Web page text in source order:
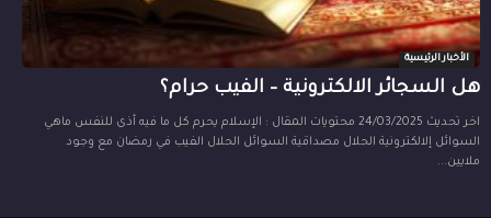
الأخبار الرئيسية
هل السجائر الالكترونية – الفيب حرام؟
اخر تحديث 24/03/2025 محتويات المقال : الإسلام يحرم كل ما فيه أذى للنفس ماهي
السوائل إلالكترونية الحلال مصداقية السوائل الحلال الفيب في رمضان مع وجود
ملايين...